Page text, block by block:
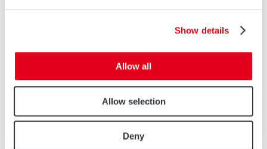
Show details
Allow all
Allow selection
Deny